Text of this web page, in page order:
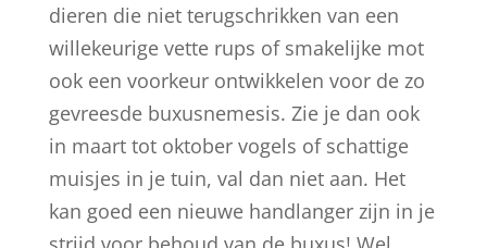
dieren die niet terugschrikken van een
willekeurige vette rups of smakelijke mot
ook een voorkeur ontwikkelen voor de zo
gevreesde buxusnemesis. Zie je dan ook
in maart tot oktober vogels of schattige
muisjes in je tuin, val dan niet aan. Het
kan goed een nieuwe handlanger zijn in je